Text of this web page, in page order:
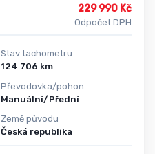
229 990 Kč
Odpočet DPH
Stav tachometru
124 706 km
Převodovka/pohon
Manuální/Přední
Země původu
Česká republika